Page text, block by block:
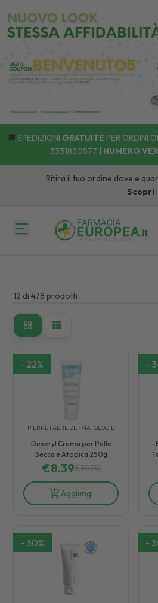
🚚 SPEDIZIONI GRATUITE PER ORDINI
3331850577 | NUMERO
Ritira il tuo ordine dove e
Scoprii
12 di 478 prodotti
- 22%
PIERRE FABRE DERMATOLOGIE
Dexeryl Crema per Pelle
Secca e Atopica 250g
€8.39€10.70
Aggiungi
-
- 30% -